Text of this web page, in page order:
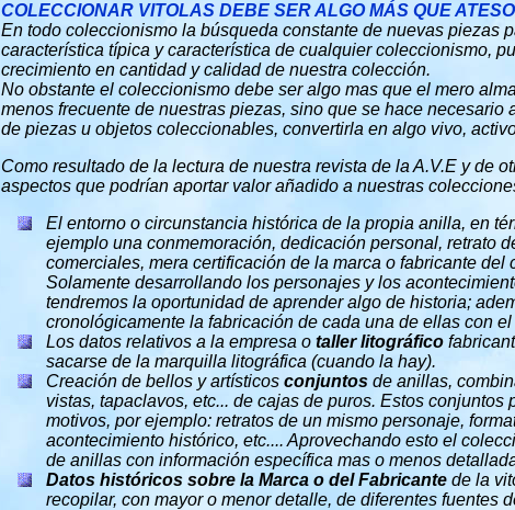
COLECCIONAR VITOLAS DEBE SER ALGO MÁS QUE
En todo coleccionismo la búsqueda constante de nuevas piezas
característica típica y característica de cualquier coleccionismo,
crecimiento en cantidad y calidad de nuestra colección.
No obstante el coleccionismo debe ser algo mas que el mero
menos frecuente de nuestras piezas, sino que se hace
de piezas u objetos coleccionables, convertirla en algo vivo,
Como resultado de la lectura de nuestra revista de la A.V.E y de
aspectos que podrían aportar valor añadido a nuestras
El entorno o circunstancia histórica de la propia anilla, en
ejemplo una conmemoración, dedicación personal, retrato
comerciales, mera certificación de la marca o fabricante del
Solamente desarrollando los personajes y los
tendremos la oportunidad de aprender algo de historia;
cronológicamente la fabricación de cada una de ellas con
Los datos relativos a la empresa o taller litográfico
sacarse de la marquilla litográfica (cuando la hay).
Creación de bellos y artísticos conjuntos de anillas,
vistas, tapaclavos, etc... de cajas de puros. Estos
motivos, por ejemplo: retratos de un mismo personaje,
acontecimiento histórico, etc.... Aprovechando esto el
de anillas con información específica mas o menos
Datos históricos sobre la Marca o del Fabricante de la
recopilar, con mayor o menor detalle, de diferentes fuentes